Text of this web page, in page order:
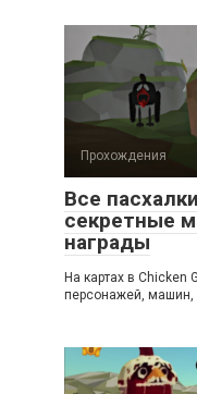
Прохождения
Все
секретные
награды
На картах в Chicken
персонажей, машин,